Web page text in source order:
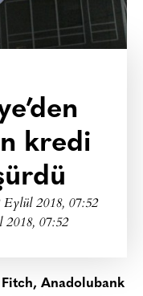
kredi
Eylül 2018, 07:52
07:52
Anadolubank